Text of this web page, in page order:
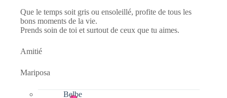
Que le temps soit gris ou ensoleillé, profite de tous les
bons moments de la vie.
Prends soin de toi et surtout de ceux que tu aimes.
Amitié
Mariposa
Belbe